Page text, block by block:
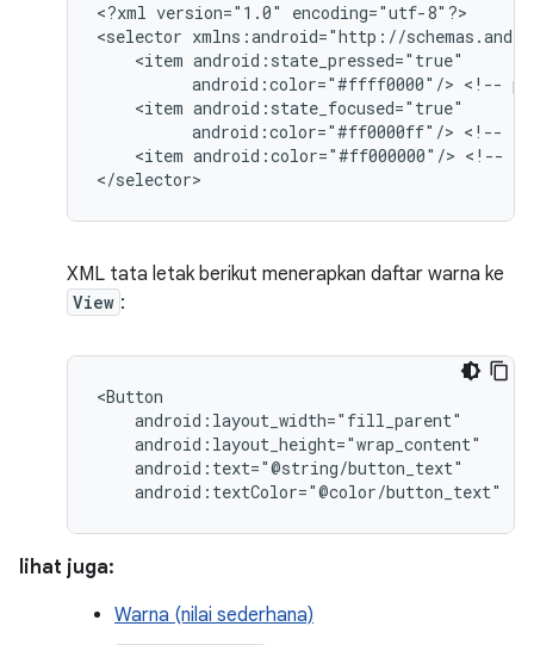
<?xml version="1.0"
encoding="utf-8"?>
<selector
<item
android:color="#ffff0000"/> <!--
<item
android:color="#ff0000ff"/> <!--
<item android:color="#ff000000"/> <!--
</selector>
XML tata letak berikut menerapkan daftar warna ke
View :
android:textColor="@color/button_text"
lihat juga:
Warna (nilai sederhana)